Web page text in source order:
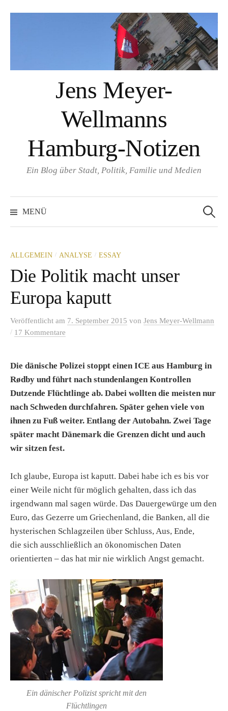
Jens Meyer-
Wellmanns
Hamburg-Notizen
Ein Blog über Stadt, Politik, Familie und Medien
MENÜ
nach:
ALLGEMEIN / ANALYSE / ESSAY
Die Politik macht unser
Europa kaputt
Veröffentlicht am 7. September 2015 von Jens Meyer-Wellmann
/ 17 Kommentare
Die dänische Polizei stoppt einen ICE aus Hamburg in
Rødby und führt nach stundenlangen Kontrollen
Dutzende Flüchtlinge ab. Dabei wollten die meisten nur
nach Schweden durchfahren. Später gehen viele von
ihnen zu Fuß weiter. Entlang der Autobahn. Zwei Tage
später macht Dänemark die Grenzen dicht und auch
wir sitzen fest.
Ich glaube, Europa ist kaputt. Dabei habe ich es bis vor
einer Weile nicht für möglich gehalten, dass ich das
irgendwann mal sagen würde. Das Dauergewürge um den
Euro, das Gezerre um Griechenland, die Banken, all die
hysterischen Schlagzeilen über Schluss, Aus, Ende,
die sich ausschließlich an ökonomischen Daten
orientierten – das hat mir nie wirklich Angst gemacht.
Ein dänischer Polizist spricht mit den
Flüchtlingen